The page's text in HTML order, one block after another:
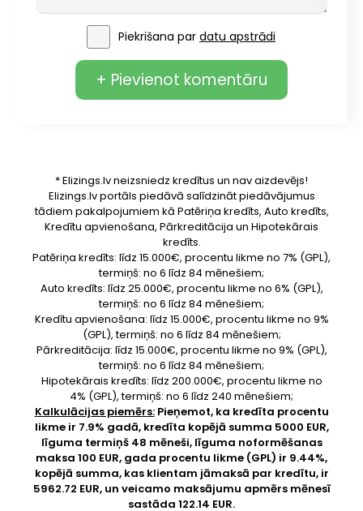
Piekrišana par datu apstrādi
+ Pievienot komentāru
* Elizings.lv neizsniedz kredītus un nav aizdevējs!
Elizings.lv portāls piedāvā salīdzināt piedāvājumus
tādiem pakalpojumiem kā Patēriņa kredīts, Auto kredīts,
Kredītu apvienošana, Pārkreditācija un Hipotekārais
kredīts.
Patēriņa kredīts: līdz 15.000€, procentu likme no 7% (GPL),
termiņš: no 6 līdz 84 mēnešiem;
Auto kredīts: līdz 25.000€, procentu likme no 6% (GPL),
termiņš: no 6 līdz 84 mēnešiem;
Kredītu apvienošana: līdz 15.000€, procentu likme no 9%
(GPL), termiņš: no 6 līdz 84 mēnešiem;
Pārkreditācija: līdz 15.000€, procentu likme no 9% (GPL),
termiņš: no 6 līdz 84 mēnešiem;
Hipotekārais kredīts: līdz 200.000€, procentu likme no
4% (GPL), termiņš: no 6 līdz 240 mēnešiem;
Kalkulācijas piemērs:Pieņemot, ka kredīta procentu
likme ir 7.9% gadā, kredīta kopējā summa 5000 EUR,
līguma termiņš 48 mēneši, līguma noformēšanas
maksa 100 EUR, gada procentu likme (GPL) ir 9.44%,
kopējā summa, kas klientam jāmaksā par kredītu, ir
5962.72 EUR, un veicamo maksājumu apmērs mēnesī
sastāda 122.14 EUR.